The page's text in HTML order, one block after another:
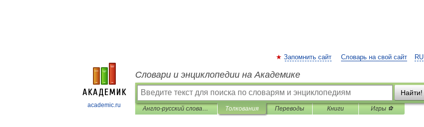
academic.ru
RU
Запомнить сайт Словарь на свой сайт
Словари и энциклопедии на Академике
Найти!
Англо-русский словарь по биотехнологиям Толкования Переводы Книги Игры ⚽